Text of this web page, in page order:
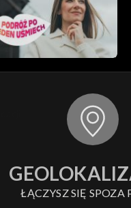
ŁĄCZYSZ SIĘ SPOZA